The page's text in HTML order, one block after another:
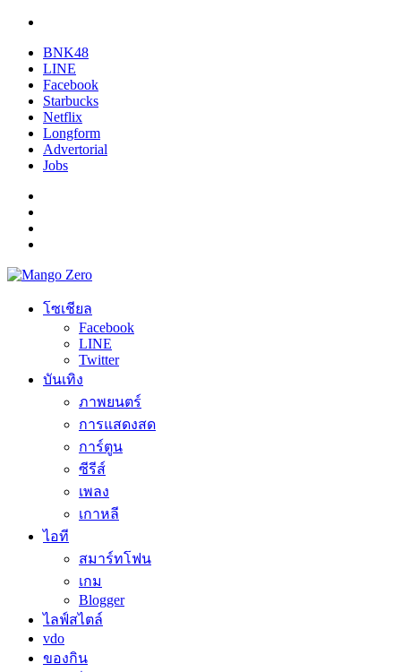
BNK48
LINE
Facebook
Starbucks
Netflix
Longform
Advertorial
Jobs
โซเชียล
Facebook
LINE
Twitter
บันเทิง
ภาพยนตร์
การแสดงสด
การ์ตูน
ซีรีส์
เพลง
เกาหลี
ไอที
สมาร์ทโฟน
เกม
Blogger
ไลฟ์สไตล์
vdo
ของกิน